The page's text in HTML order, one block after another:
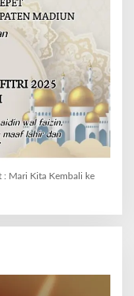
: Mari Kita Kembali ke